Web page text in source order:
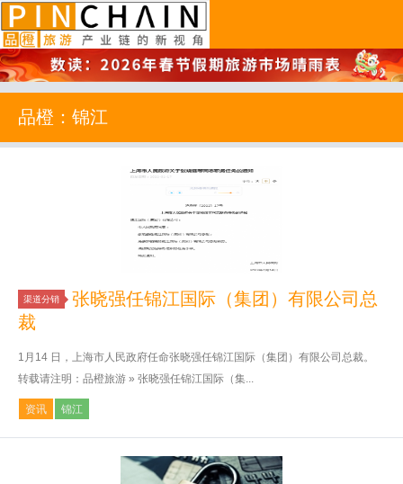
品橙旅游
品橙：锦江
渠道分销
张晓强任锦江国际（集团）有限公司总
裁
1月14 日，上海市人民政府任命张晓强任锦江国际（集团）有限公司总裁。
转载请注明：品橙旅游 » 张晓强任锦江国际（集...
资讯 锦江